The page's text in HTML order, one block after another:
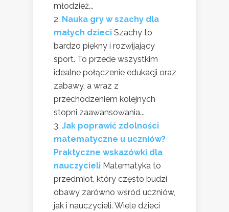
młodzież...
Nauka gry w szachy dla
małych dzieci Szachy to
bardzo piękny i rozwijający
sport. To przede wszystkim
idealne połączenie edukacji oraz
zabawy, a wraz z
przechodzeniem kolejnych
stopni zaawansowania...
Jak poprawić zdolności
matematyczne u uczniów?
Praktyczne wskazówki dla
nauczycieli Matematyka to
przedmiot, który często budzi
obawy zarówno wśród uczniów,
jak i nauczycieli. Wiele dzieci